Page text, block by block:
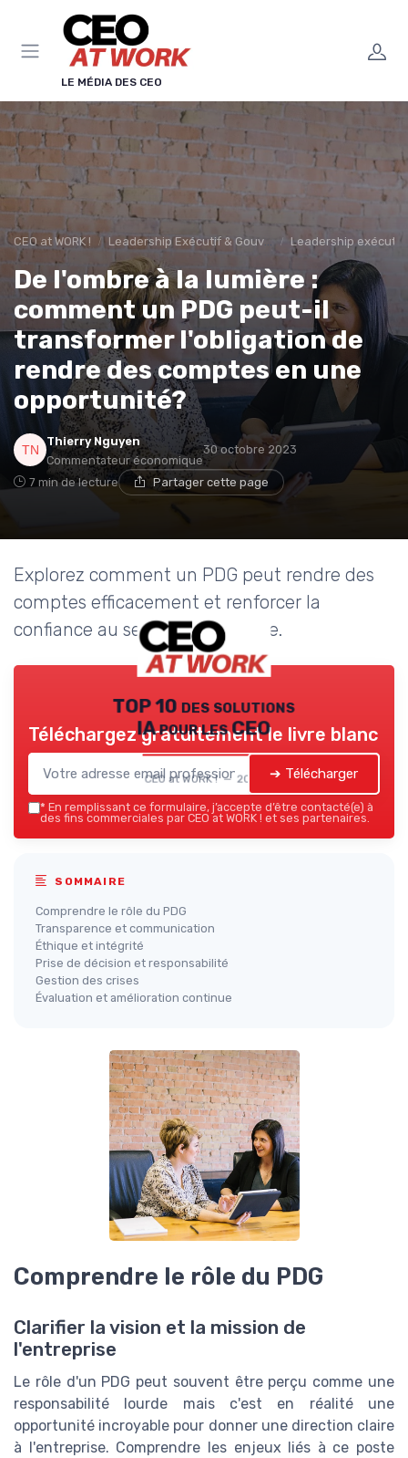
LE MÉDIA DES CEO
CEO at WORK ! Leadership Exécutif & Gouvernance Leadership exécutif
De l'ombre à la lumière :
comment un PDG peut-il
transformer l'obligation de
rendre des comptes en une
opportunité?
Thierry Nguyen
Commentateur économique
30 octobre 2023
7 min de lecture Partager cette page
Explorez comment un PDG peut rendre des
comptes efficacement et renforcer la
confiance au sein de l'entreprise.
TOP 10 des solutions
IA pour les CEO
CEO at WORK ! — 2026
Téléchargez gratuitement le livre blanc
➔ Télécharger
* En remplissant ce formulaire, j’accepte d’être contacté(e) à
des fins commerciales par CEO at WORK ! et ses partenaires.
SOMMAIRE
Comprendre le rôle du PDG
Transparence et communication
Éthique et intégrité
Prise de décision et responsabilité
Gestion des crises
Évaluation et amélioration continue
Comprendre le rôle du PDG
Clarifier la vision et la mission de
l'entreprise
Le rôle d'un PDG peut souvent être perçu comme une
responsabilité lourde mais c'est en réalité une
opportunité incroyable pour donner une direction claire
à l'entreprise. Comprendre les enjeux liés à ce poste
Panneau de gestion des cookies